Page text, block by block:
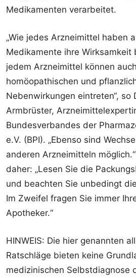
Medikamenten verarbeitet.
„Wie jedes Arzneimittel haben
Medikamente ihre
jedem Arzneimittel können
homöopathischen und
Nebenwirkungen eintreten“, so
Armbrüster,
Bundesverbandes der
e.V. (BPI). „Ebenso sind
anderen Arzneimitteln
daher: „Lesen Sie die
und beachten Sie unbedingt
Im Zweifel fragen Sie immer
Apotheker.“
HINWEIS: Die hier genannten
Ratschläge bieten keine
medizinischen Selbstdiagnose